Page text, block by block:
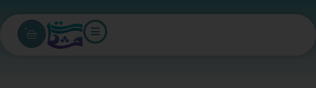
0